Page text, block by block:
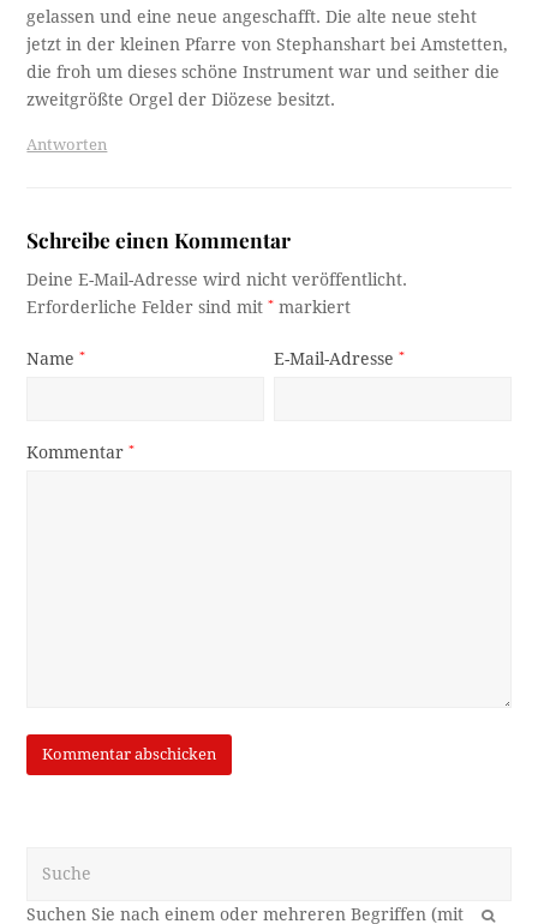
gelassen und eine neue angeschafft. Die alte neue steht
jetzt in der kleinen Pfarre von Stephanshart bei Amstetten,
die froh um dieses schöne Instrument war und seither die
zweitgrößte Orgel der Diözese besitzt.
Antworten
Schreibe einen Kommentar
Deine E-Mail-Adresse wird nicht veröffentlicht.
Erforderliche Felder sind mit* markiert
Name* E-Mail-Adresse*
Kommentar*
OK